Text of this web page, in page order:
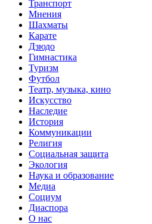
Транспорт
Мнения
Шахматы
Карате
Дзюдо
Гимнастика
Туризм
Футбол
Театр, музыка, кино
Искусство
Наследие
История
Коммуникации
Религия
Социальная защита
Экология
Наука и образование
Медиа
Социум
Диаспора
О нас